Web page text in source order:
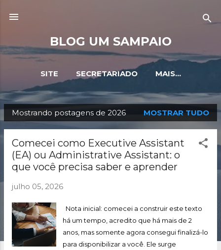
BLOG UM SAMPAIO
SITE SECRETARIADO MAIS…
P
o
g
Mostrando postagens de 2026 MOSTRAR TUDO
Comecei como Executive Assistant
(EA) ou Administrative Assistant: o
que você precisa saber e aprender
julho 05, 2026
Nota inicial: comecei a construir este texto
há um tempo, acredito que há mais de 2
anos, mas somente agora consegui finalizá-lo
para disponibilizar a você. Ele surge